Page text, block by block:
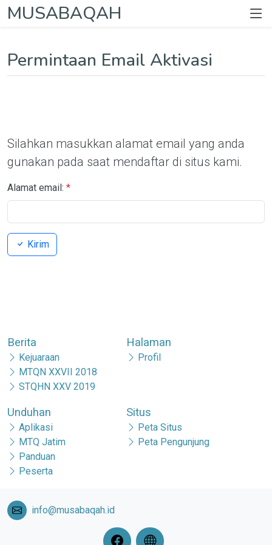
MUSABAQAH
Permintaan Email Aktivasi
Silahkan masukkan alamat email yang anda
gunakan pada saat mendaftar di situs kami.
Alamat email: *
Kirim
Berita
Kejuaraan
MTQN XXVII 2018
STQHN XXV 2019
Halaman
Profil
Unduhan
Aplikasi
MTQ Jatim
Panduan
Peserta
Situs
Peta Situs
Peta Pengunjung
info@musabaqah.id